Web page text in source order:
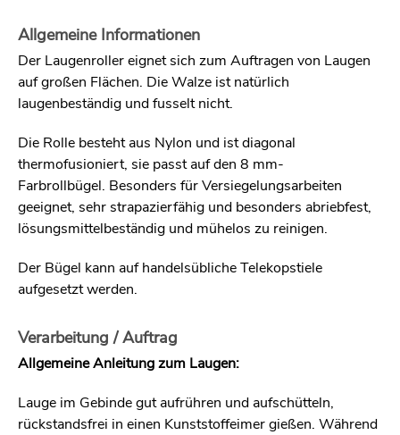
Allgemeine Informationen
Der Laugenroller eignet sich zum Auftragen von Laugen
auf großen Flächen. Die Walze ist natürlich
laugenbeständig und fusselt nicht.
Die Rolle besteht aus Nylon und ist diagonal
thermofusioniert, sie passt auf den 8 mm-
Farbrollbügel. Besonders für Versiegelungsarbeiten
geeignet, sehr strapazierfähig und besonders abriebfest,
lösungsmittelbeständig und mühelos zu reinigen.
Der Bügel kann auf handelsübliche Telekopstiele
aufgesetzt werden.
Verarbeitung / Auftrag
Allgemeine Anleitung zum Laugen:
Lauge im Gebinde gut aufrühren und aufschütteln,
rückstandsfrei in einen Kunststoffeimer gießen. Während